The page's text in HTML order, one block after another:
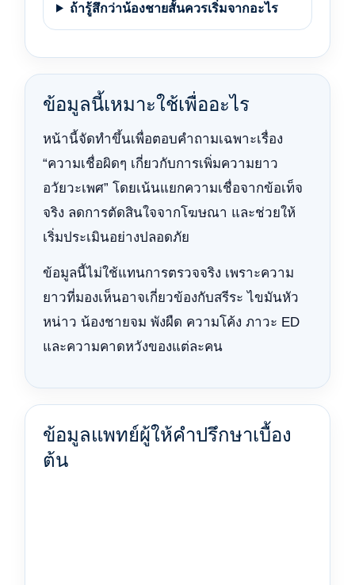
ถ้ารู้สึกว่าน้องชายสั้นควรเริ่มจากอะไร
ข้อมูลนี้เหมาะใช้เพื่ออะไร
หน้านี้จัดทำขึ้นเพื่อตอบคำถามเฉพาะเรื่อง
“ความเชื่อผิดๆ เกี่ยวกับการเพิ่มความยาว
อวัยวะเพศ” โดยเน้นแยกความเชื่อจากข้อเท็จ
จริง ลดการตัดสินใจจากโฆษณา และช่วยให้
เริ่มประเมินอย่างปลอดภัย
ข้อมูลนี้ไม่ใช้แทนการตรวจจริง เพราะความ
ยาวที่มองเห็นอาจเกี่ยวข้องกับสรีระ ไขมันหัว
หน่าว น้องชายจม พังผืด ความโค้ง ภาวะ ED
และความคาดหวังของแต่ละคน
ข้อมูลแพทย์ผู้ให้คำปรึกษาเบื้อง
ต้น